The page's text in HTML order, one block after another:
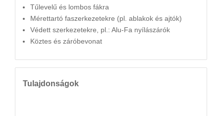
Tűlevelű és lombos fákra
Mérettartó faszerkezetekre (pl. ablakok és ajtók)
Védett szerkezetekre, pl.: Alu-Fa nyílászárók
Köztes és záróbevonat
Tulajdonságok